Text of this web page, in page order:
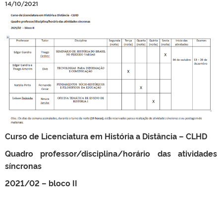
14/10/2021
Curso de Licenciatura em História a Distância – CLHD
Quadro professor/disciplina/horário das atividades
síncronas
2021/02 – bloco II